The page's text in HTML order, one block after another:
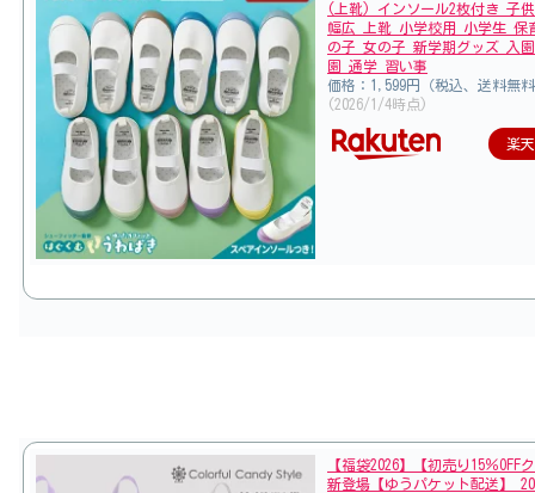
(上靴) インソール2枚付き 子
幅広 上靴 小学校用 小学生 保
の子 女の子 新学期グッズ 入
園 通学 習い事
価格：1,599円（税込、送料無
(2026/1/4時点)
楽
【福袋2026】【初売り15％OFF
新登場【ゆうパケット配送】